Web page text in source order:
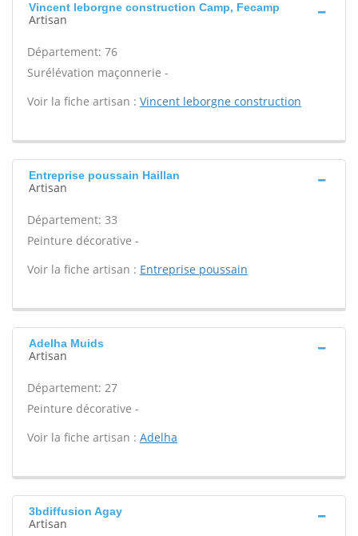
Vincent leborgne construction Camp, Fecamp
Artisan
Département: 76
Surélévation maçonnerie -
Voir la fiche artisan : Vincent leborgne construction
Entreprise poussain Haillan
Artisan
Département: 33
Peinture décorative -
Voir la fiche artisan : Entreprise poussain
Adelha Muids
Artisan
Département: 27
Peinture décorative -
Voir la fiche artisan : Adelha
3bdiffusion Agay
Artisan